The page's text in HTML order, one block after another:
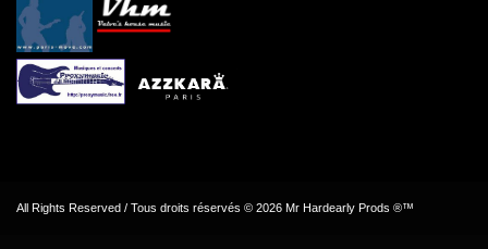
All Rights Reserved / Tous droits réservés © 2026 Mr Hardearly Prods ®™